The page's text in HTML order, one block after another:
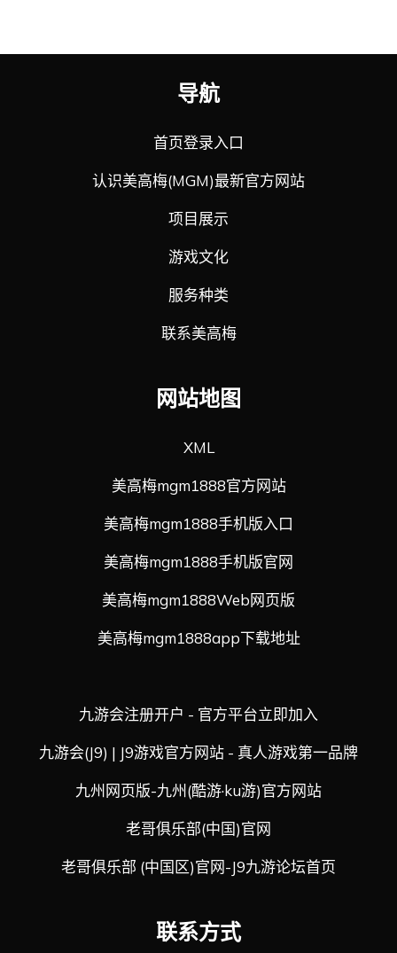
导航
首页登录入口
认识美高梅(MGM)最新官方网站
项目展示
游戏文化
服务种类
联系美高梅
网站地图
XML
美高梅mgm1888官方网站
美高梅mgm1888手机版入口
美高梅mgm1888手机版官网
美高梅mgm1888Web网页版
美高梅mgm1888app下载地址
九游会注册开户 - 官方平台立即加入
九游会(J9) | J9游戏官方网站 - 真人游戏第一品牌
九州网页版-九州(酷游·ku游)官方网站
老哥俱乐部(中国)官网
老哥俱乐部 (中国区)官网-J9九游论坛首页
联系方式